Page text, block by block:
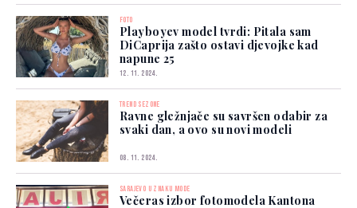
FOTO
Playboyev model tvrdi: Pitala sam
DiCaprija zašto ostavi djevojke kad
napune 25
12. 11. 2024.
TREND SEZONE
Ravne gležnjače su savršen odabir za
svaki dan, a ovo su novi modeli
08. 11. 2024.
SARAJEVO U ZNAKU MODE
Večeras izbor fotomodela Kantona